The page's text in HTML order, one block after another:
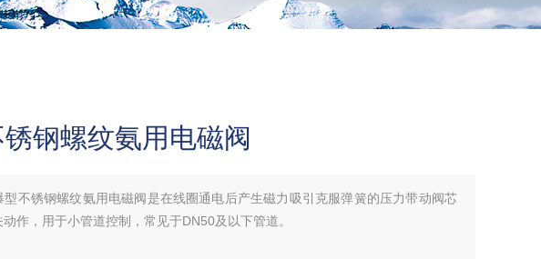
钢螺纹氨用电磁阀
型不锈钢螺纹氨用电磁阀是在线圈通电后产生磁力吸引克服弹簧的压力带动阀芯
作，用于小管道控制，常见于DN50及以下管道。